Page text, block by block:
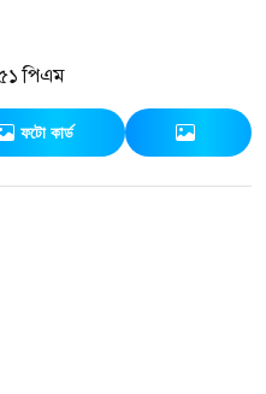
পিএম
ফটো কার্ড